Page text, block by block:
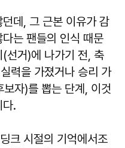
데, 그 근본 이유가 감
는 팬들의 인식 때문
선거)에 나가기 전, 축
력을 가졌거나 승리 가
자)를 뽑는 단계, 이것
.
크 시절의 기억에서조